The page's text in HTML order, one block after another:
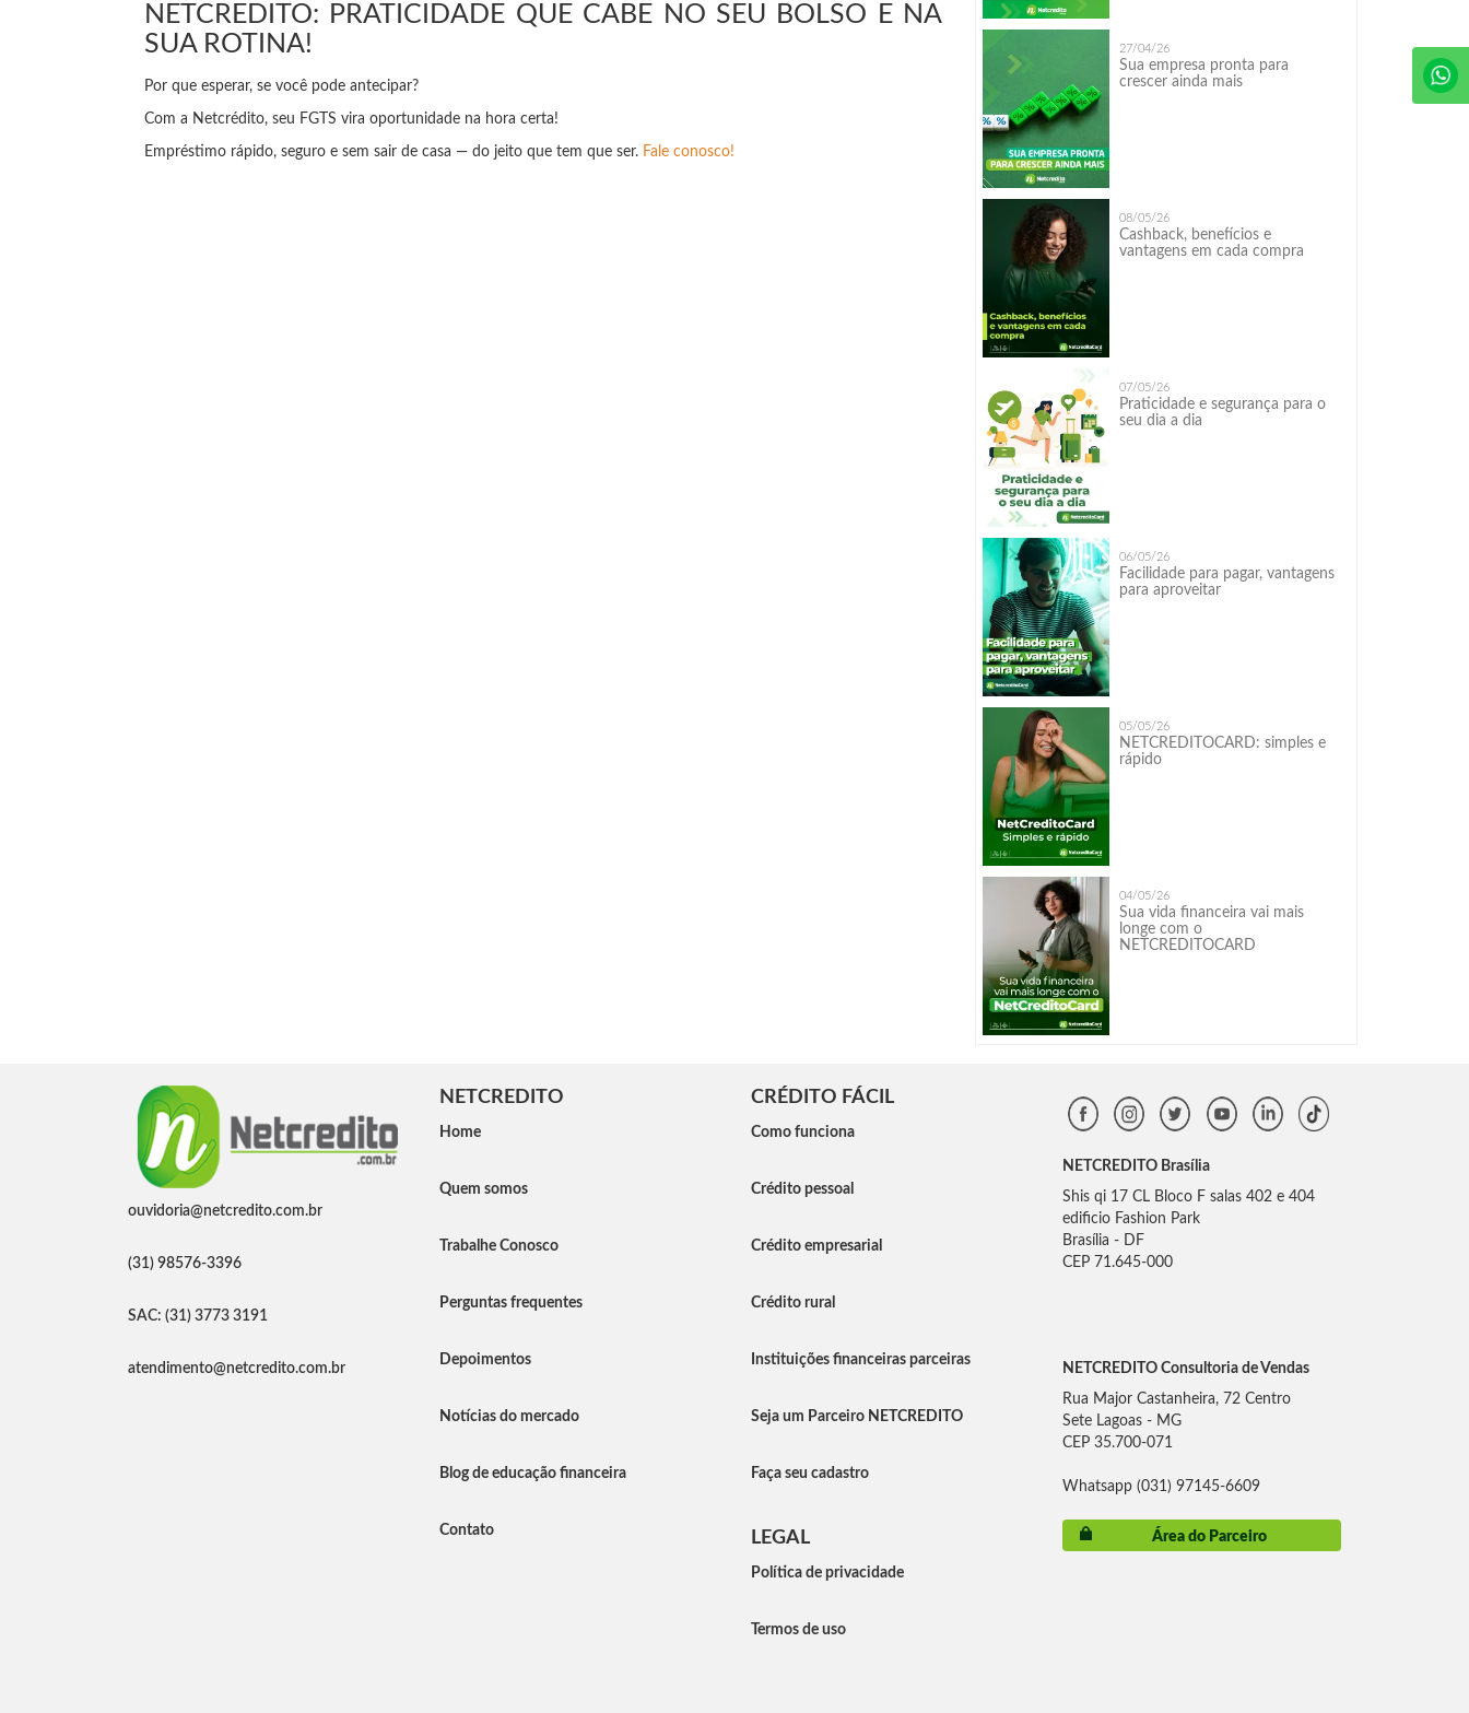
NETCREDITO: PRATICIDADE QUE CABE NO SEU BOLSO E NA
SUA ROTINA!
Por que esperar, se você pode antecipar?
Com a Netcrédito, seu FGTS vira oportunidade na hora certa!
Empréstimo rápido, seguro e sem sair de casa — do jeito que tem que ser. Fale conosco!
27/04/26
Sua empresa pronta para
crescer ainda mais
08/05/26
Cashback, benefícios e
vantagens em cada compra
07/05/26
Praticidade e segurança para o
seu dia a dia
06/05/26
Facilidade para pagar, vantagens
para aproveitar
05/05/26
NETCREDITOCARD: simples e
rápido
04/05/26
Sua vida financeira vai mais
longe com o
NETCREDITOCARD
ouvidoria@netcredito.com.br
(31) 98576-3396
SAC: (31) 3773 3191
atendimento@netcredito.com.br
NETCREDITO
Home
Quem somos
Trabalhe Conosco
Perguntas frequentes
Depoimentos
Notícias do mercado
Blog de educação financeira
Contato
CRÉDITO FÁCIL
Como funciona
Crédito pessoal
Crédito empresarial
Crédito rural
Instituições financeiras parceiras
Seja um Parceiro NETCREDITO
Faça seu cadastro
LEGAL
Política de privacidade
Termos de uso
NETCREDITO Brasília
Shis qi 17 CL Bloco F salas 402 e 404
edificio Fashion Park
Brasília - DF
CEP 71.645-000
NETCREDITO Consultoria de Vendas
Rua Major Castanheira, 72 Centro
Sete Lagoas - MG
CEP 35.700-071
Whatsapp (031) 97145-6609
Área do Parceiro